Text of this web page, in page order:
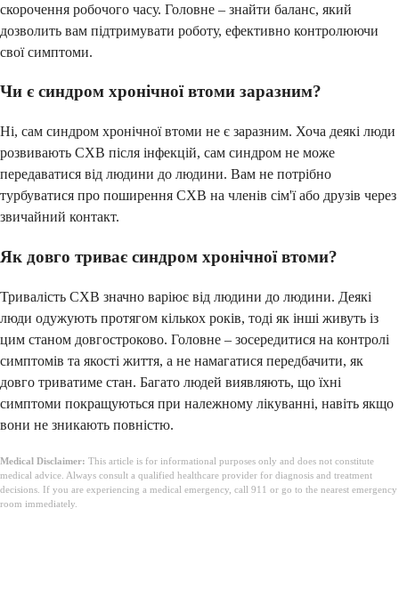
скорочення робочого часу. Головне – знайти баланс, який
дозволить вам підтримувати роботу, ефективно контролюючи
свої симптоми.
Чи є синдром хронічної втоми заразним?
Ні, сам синдром хронічної втоми не є заразним. Хоча деякі люди
розвивають СХВ після інфекцій, сам синдром не може
передаватися від людини до людини. Вам не потрібно
турбуватися про поширення СХВ на членів сім'ї або друзів через
звичайний контакт.
Як довго триває синдром хронічної втоми?
Тривалість СХВ значно варіює від людини до людини. Деякі
люди одужують протягом кількох років, тоді як інші живуть із
цим станом довгостроково. Головне – зосередитися на контролі
симптомів та якості життя, а не намагатися передбачити, як
довго триватиме стан. Багато людей виявляють, що їхні
симптоми покращуються при належному лікуванні, навіть якщо
вони не зникають повністю.
Medical Disclaimer: This article is for informational purposes only and does not constitute
medical advice. Always consult a qualified healthcare provider for diagnosis and treatment
decisions. If you are experiencing a medical emergency, call 911 or go to the nearest emergency
room immediately.